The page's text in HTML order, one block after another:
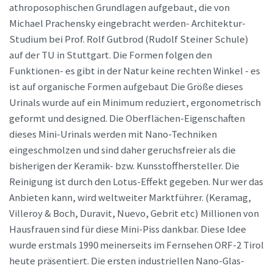
athroposophischen Grundlagen aufgebaut, die von
Michael Prachensky eingebracht werden- Architektur-
Studium bei Prof. Rolf Gutbrod (Rudolf Steiner Schule)
auf der TU in Stuttgart. Die Formen folgen den
Funktionen- es gibt in der Natur keine rechten Winkel - es
ist auf organische Formen aufgebaut Die Größe dieses
Urinals wurde auf ein Minimum reduziert, ergonometrisch
geformt und designed. Die Oberflächen-Eigenschaften
dieses Mini-Urinals werden mit Nano-Techniken
eingeschmolzen und sind daher geruchsfreier als die
bisherigen der Keramik- bzw. Kunsstoffhersteller. Die
Reinigung ist durch den Lotus-Effekt gegeben. Nur wer das
Anbieten kann, wird weltweiter Marktführer. (Keramag,
Villeroy & Boch, Duravit, Nuevo, Gebrit etc) Millionen von
Hausfrauen sind für diese Mini-Piss dankbar. Diese Idee
wurde erstmals 1990 meinerseits im Fernsehen ORF-2 Tirol
heute präsentiert. Die ersten industriellen Nano-Glas-